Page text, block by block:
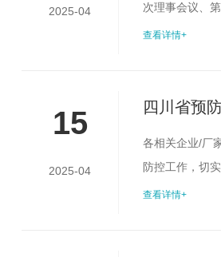
2025-04
选文件
次理事会议、
确定1家为代表
查看详情+
15
2025-04
四川省预
各相关企业/厂
防控工作，切
合四川省抗癌
查看详情+